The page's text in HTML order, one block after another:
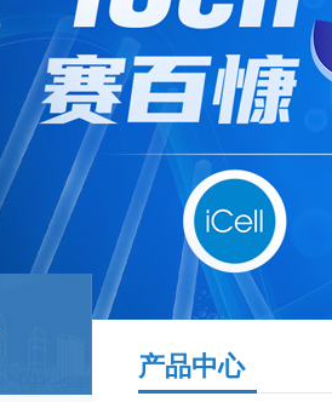
产品中心